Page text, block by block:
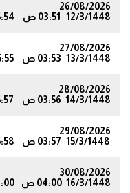
26/08/2026
12/3/1448
03:51 ص
27/08/2026
13/3/1448 03:53 ص
28/08/2026
14/3/1448 03:56 ص
29/08/2026
15/3/1448 03:57 ص
30/08/2026
16/3/1448 04:00 ص